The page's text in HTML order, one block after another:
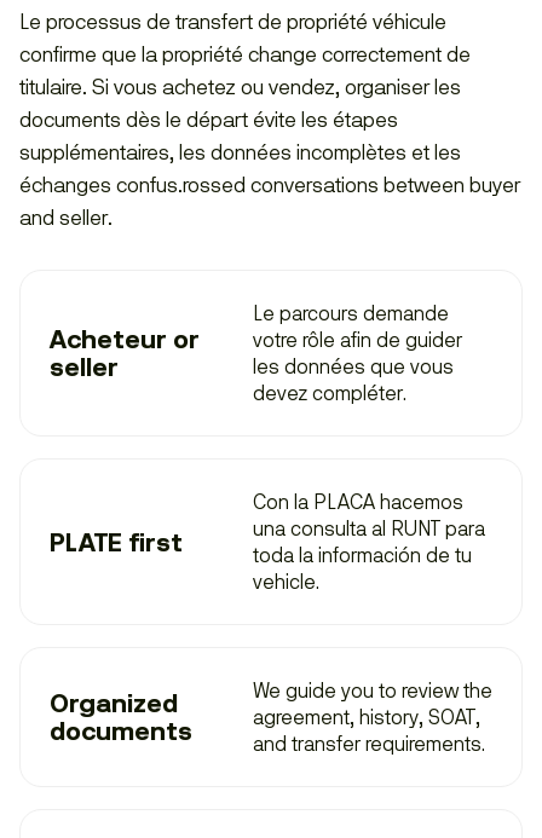
Le processus de transfert de propriété véhicule
confirme que la propriété change correctement de
titulaire. Si vous achetez ou vendez, organiser les
documents dès le départ évite les étapes
supplémentaires, les données incomplètes et les
échanges confus.rossed conversations between buyer
and seller.
Acheteur or
seller
Le parcours demande
votre rôle afin de guider
les données que vous
devez compléter.
PLATE first
Con la PLACA hacemos
una consulta al RUNTpara
toda la información de tu
vehicle.
Organized
documents
We guide you to review the
agreement, history, SOAT,
and transfer requirements.